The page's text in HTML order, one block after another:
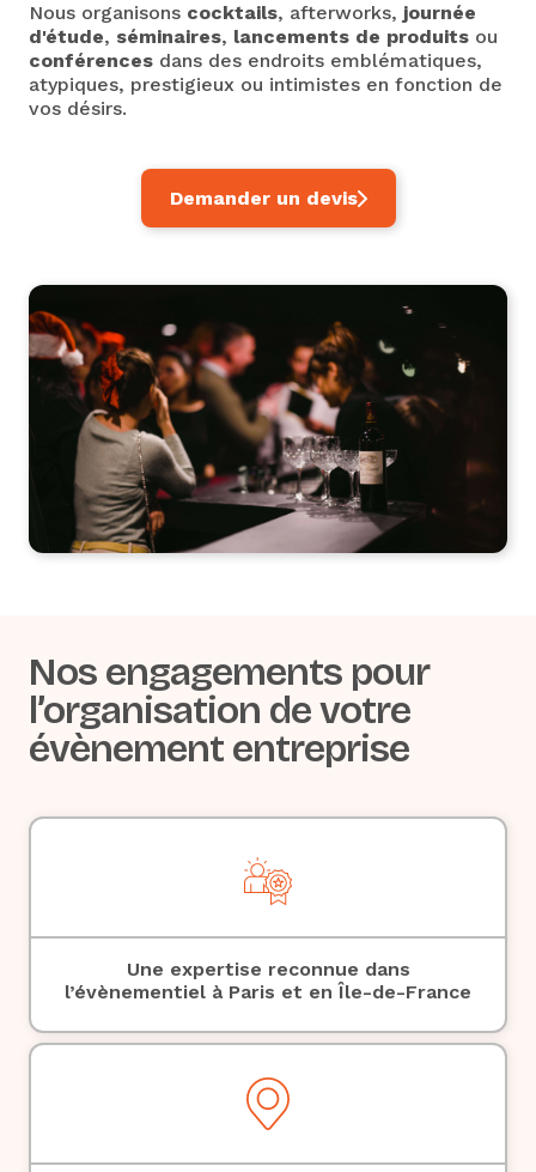
Nous organisons cocktails, afterworks, journée
d'étude, séminaires, lancements de produits ou
conférences dans des endroits emblématiques,
atypiques, prestigieux ou intimistes en fonction de
vos désirs.
Demander un devis
Nos engagements pour
l’organisation de votre
évènement entreprise
Une expertise reconnue dans
l’évènementiel à Paris et en Île-de-France